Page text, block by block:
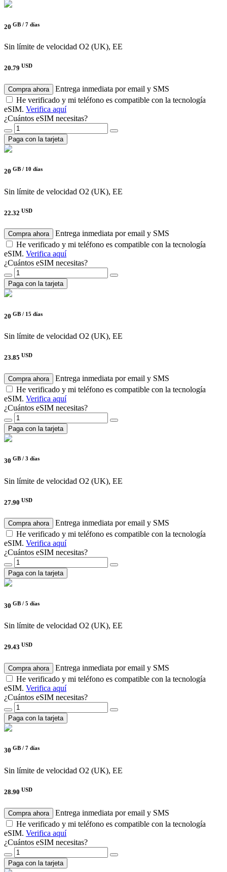
20 GB / 7 días
Sin límite de velocidad O2 (UK), EE
20.79 USD
Compra ahora
Entrega inmediata por email y SMS
He verificado y mi teléfono es compatible con la tecnología
eSIM. Verifica aquí
¿Cuántos eSIM necesitas?
Paga con la tarjeta
20 GB / 10 días
Sin límite de velocidad O2 (UK), EE
22.32 USD
Compra ahora
Entrega inmediata por email y SMS
He verificado y mi teléfono es compatible con la tecnología
eSIM. Verifica aquí
¿Cuántos eSIM necesitas?
Paga con la tarjeta
20 GB / 15 días
Sin límite de velocidad O2 (UK), EE
23.85 USD
Compra ahora
Entrega inmediata por email y SMS
He verificado y mi teléfono es compatible con la tecnología
eSIM. Verifica aquí
¿Cuántos eSIM necesitas?
Paga con la tarjeta
30 GB / 3 días
Sin límite de velocidad O2 (UK), EE
27.90 USD
Compra ahora
Entrega inmediata por email y SMS
He verificado y mi teléfono es compatible con la tecnología
eSIM. Verifica aquí
¿Cuántos eSIM necesitas?
Paga con la tarjeta
30 GB / 5 días
Sin límite de velocidad O2 (UK), EE
29.43 USD
Compra ahora
Entrega inmediata por email y SMS
He verificado y mi teléfono es compatible con la tecnología
eSIM. Verifica aquí
¿Cuántos eSIM necesitas?
Paga con la tarjeta
30 GB / 7 días
Sin límite de velocidad O2 (UK), EE
28.90 USD
Compra ahora
Entrega inmediata por email y SMS
He verificado y mi teléfono es compatible con la tecnología
eSIM. Verifica aquí
¿Cuántos eSIM necesitas?
Paga con la tarjeta